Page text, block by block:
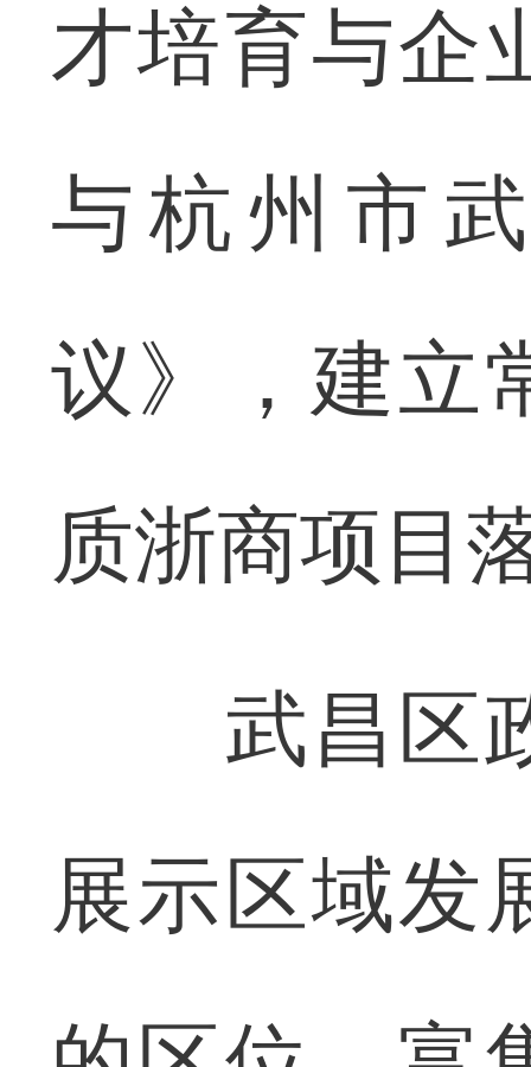
才培育与企
与杭州市
议》，建立
质浙商项目
武昌区政
展示区域发